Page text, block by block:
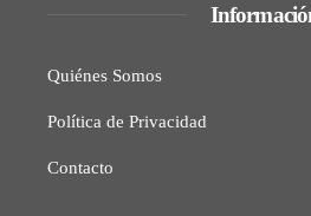
Quiénes Somos
Política de Privacidad
Contacto